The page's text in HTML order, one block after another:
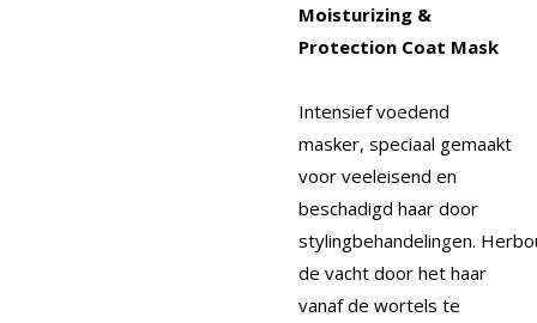
Moisturizing &
Protection Coat Mask
Intensief voedend
masker, speciaal gemaakt
voor veeleisend en
beschadigd haar door
stylingbehandelingen.
de vacht door het haar
vanaf de wortels te